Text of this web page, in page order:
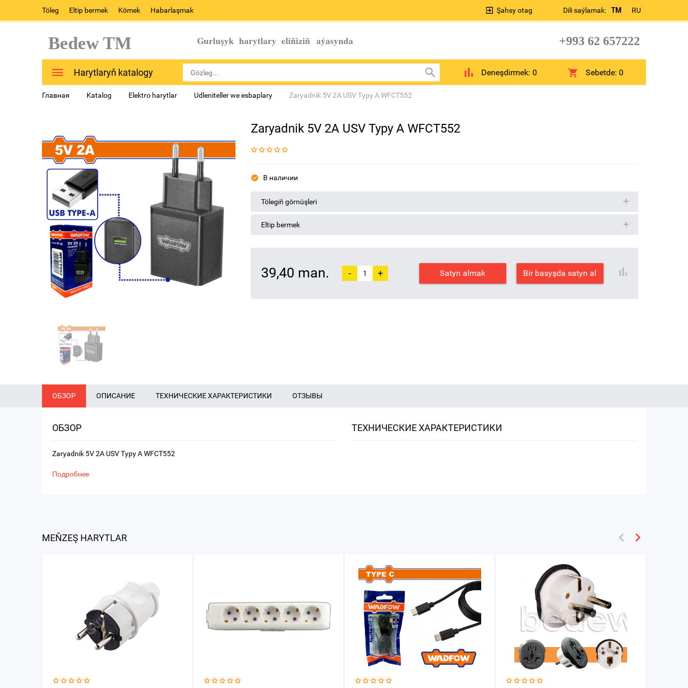
Töleg Eltip bermek Kömek Habarlaşmak Dili saýlamak: TM RU
Şahsy otag
Bedew TM Gurluşyk harytlary eliňiziň aýasynda +993 62 657222
Harytlaryň katalogy Deneşdirmek: 0 Sebetde:0
Главная Katalog Elektro harytlar Udleniteller we esbaplary Zaryadnik 5V 2A USV Typy A WFCT552
Zaryadnik 5V 2A USV Typy A WFCT552
В наличии
Tölegiň görnüşleri
Eltip bermek
39,40 man. - + Satyn almak Bir basyşda satyn al
ОБЗОР ОПИСАНИЕ ТЕХНИЧЕСКИЕ ХАРАКТЕРИСТИКИ ОТЗЫВЫ
ОБЗОР
Zaryadnik 5V 2A USV Typy A WFCT552
Подробнее
ТЕХНИЧЕСКИЕ ХАРАКТЕРИСТИКИ
MEŇZEŞ HARYTLAR